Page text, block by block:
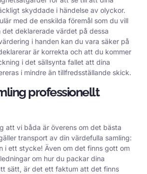
skyddade i händelse av olyckor.
med de enskilda föremål som du vill
det deklarerade värdet på dessa
i handen kan du vara säker på
är korrekta och att du kommer
i det sällsynta fallet att dina
i mindre än tillfredsställande skick.
professionellt
att vi båda är överens om det bästa
transport av din värdefulla samling:
i ett stycke! Även om det finns gott om
om hur du packar dina
sätt, är det ett faktum att det finns